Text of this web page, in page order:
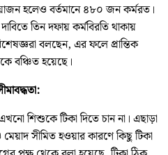
হলেও বর্তমানে ৪৮০ জন কর্মরত।
তিন দফায় কর্মবিরতি থাকায়
বলছেন, এর ফলে প্রান্তিক
বঞ্চিত হয়েছে।
শিশুকে টিকা দিতে চান না। এছাড়া
সীমিত হওয়ার কারণে কিছু টিকা